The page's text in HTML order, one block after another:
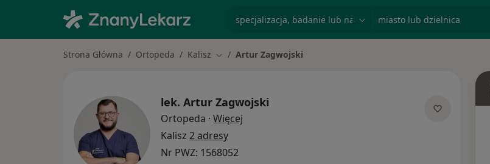
Strona Główna Ortopeda Kalisz Zmień miasto
Artur Zagwojski
lek. Artur Zagwojski
Ortopeda · Więcej
Kalisz 2 adresy
Nr PWZ: 1568052